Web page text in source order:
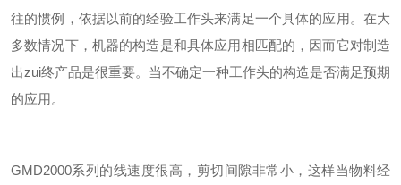
往的惯例，依据以前的经验工作头来满足一个具体的应用。在大
多数情况下，机器的构造是和具体应用相匹配的，因而它对制造
出zui终产品是很重要。当不确定一种工作头的构造是否满足预期
的应用。
GMD2000系列的线速度很高，剪切间隙非常小，这样当物料经